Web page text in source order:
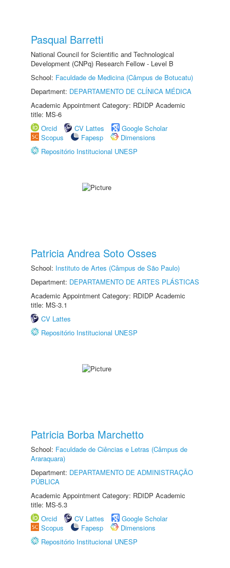
Pasqual Barretti
National Council for Scientific and Technological
Development (CNPq) Research Fellow - Level B
School: Faculdade de Medicina (Câmpus de Botucatu)
Department: DEPARTAMENTO DE CLÍNICA MÉDICA
Academic Appointment Category: RDIDP Academic
title: MS-6
Orcid
CV Lattes
Google Scholar
Scopus
Fapesp
Dimensions
Repositório Institucional UNESP
Patricia Andrea Soto Osses
School: Instituto de Artes (Câmpus de São Paulo)
Department: DEPARTAMENTO DE ARTES PLÁSTICAS
Academic Appointment Category: RDIDP Academic
title: MS-3.1
CV Lattes
Repositório Institucional UNESP
Patricia Borba Marchetto
School: Faculdade de Ciências e Letras (Câmpus de
Araraquara)
Department: DEPARTAMENTO DE ADMINISTRAÇÃO
PÚBLICA
Academic Appointment Category: RDIDP Academic
title: MS-5.3
Orcid
CV Lattes
Google Scholar
Scopus
Fapesp
Dimensions
Repositório Institucional UNESP